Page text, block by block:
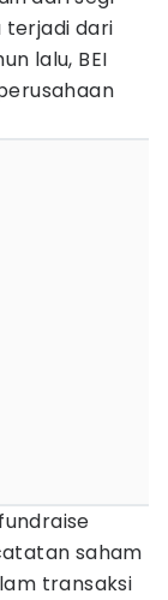
terjadi dari
lalu, BEI
saham
transaksi